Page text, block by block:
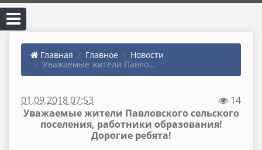
Главная Главное
Новости
Уважаемые жители Павло...
01.09.2018 07:53
14
Уважаемые жители Павловского сельского
поселения, работники образования!
Дорогие ребята!